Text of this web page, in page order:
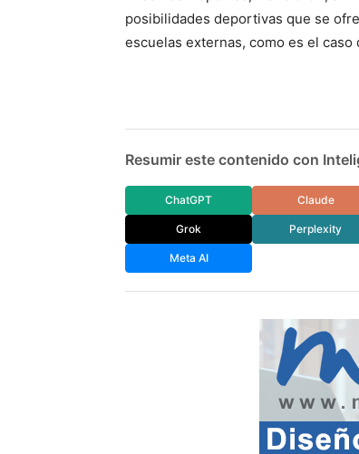
posibilidades deportivas que se
escuelas externas, como es el caso
Resumir este contenido con
ChatGPT Claude
Grok Perplexity
Meta AI